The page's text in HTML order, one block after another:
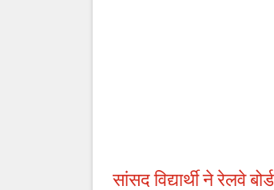
सांसद विद्यार्थी ने रेलवे